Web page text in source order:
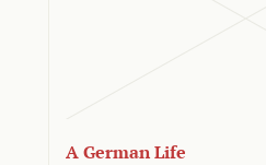
A German Life